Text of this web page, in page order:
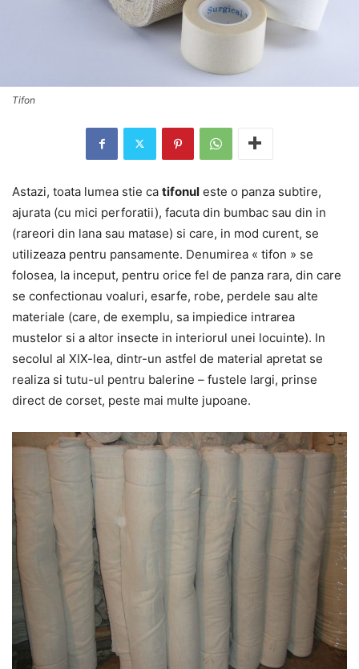
Tifon
Astazi, toata lumea stie ca tifonul este o panza subtire,
ajurata (cu mici perforatii), facuta din bumbac sau din in
(rareori din lana sau matase) si care, in mod curent, se
utilizeaza pentru pansamente. Denumirea « tifon » se
folosea, la inceput, pentru orice fel de panza rara, din care
se confectionau voaluri, esarfe, robe, perdele sau alte
materiale (care, de exemplu, sa impiedice intrarea
mustelor si a altor insecte in interiorul unei locuinte). In
secolul al XIX-lea, dintr-un astfel de material apretat se
realiza si tutu-ul pentru balerine – fustele largi, prinse
direct de corset, peste mai multe jupoane.